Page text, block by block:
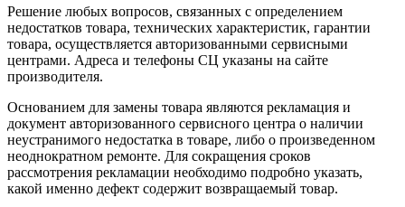
Решение любых вопросов, связанных с определением
недостатков товара, технических характеристик, гарантии
товара, осуществляется авторизованными сервисными
центрами. Адреса и телефоны СЦ указаны на сайте
производителя.
Основанием для замены товара являются рекламация и
документ авторизованного сервисного центра о наличии
неустранимого недостатка в товаре, либо о произведенном
неоднократном ремонте. Для сокращения сроков
рассмотрения рекламации необходимо подробно указать,
какой именно дефект содержит возвращаемый товар.